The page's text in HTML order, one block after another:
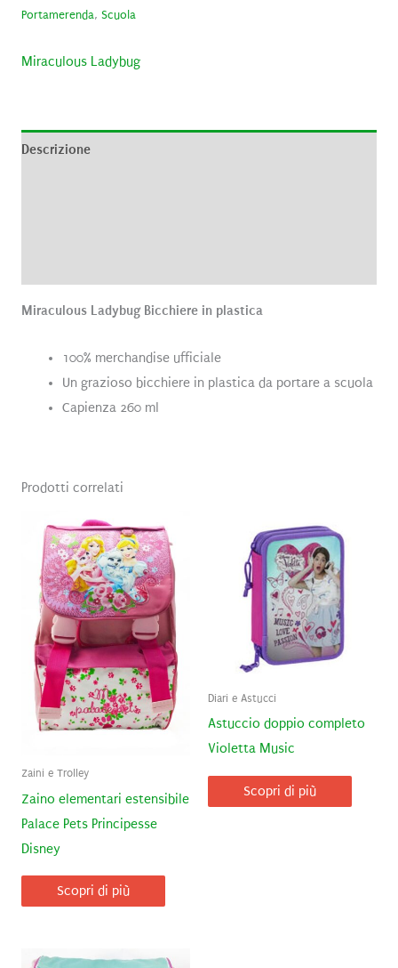
Portamerenda, Scuola
Miraculous Ladybug
Descrizione
Miraculous Ladybug Bicchiere in plastica
100% merchandise ufficiale
Un grazioso bicchiere in plastica da portare a scuola
Capienza 260 ml
Prodotti correlati
Zaini e Trolley
Zaino elementari estensibile
Palace Pets Principesse
Disney
Scopri di più
Diari e Astucci
Astuccio doppio completo
Violetta Music
Scopri di più